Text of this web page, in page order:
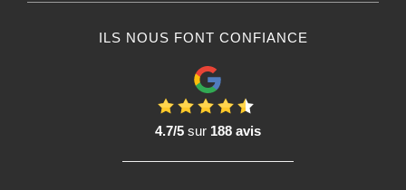
ILS NOUS FONT CONFIANCE
4.7/5sur 188 avis